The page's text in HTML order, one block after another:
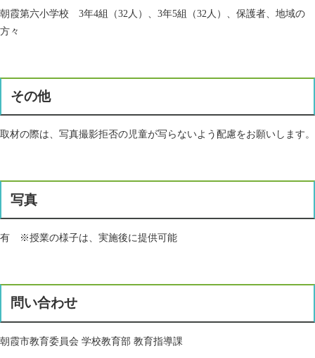
朝霞第六小学校 3年4組（32人）、3年5組（32人）、保護者、地域の
方々
その他
取材の際は、写真撮影拒否の児童が写らないよう配慮をお願いします。
写真
有 ※授業の様子は、実施後に提供可能
問い合わせ
朝霞市教育委員会 学校教育部 教育指導課